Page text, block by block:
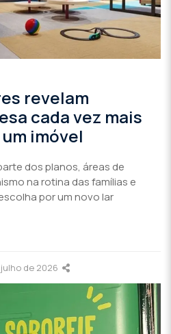
revelam
cada vez mais
imóvel
dos planos, áreas de
na rotina das famílias e
por um novo lar
de 2026